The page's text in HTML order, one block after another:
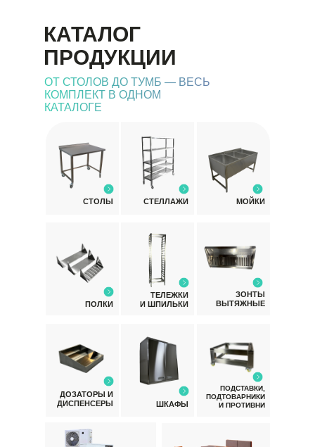
КАТАЛОГ
ПРОДУКЦИИ
ОТ СТОЛОВ ДО ТУМБ — ВЕСЬ
КОМПЛЕКТ В ОДНОМ
КАТАЛОГЕ
ПОДСТАВКИ,
ПОДТОВАРНИКИ
И ПРОТИВНИ
ШКАФЫ
ДОЗАТОРЫ И
ДИСПЕНСЕРЫ
ЗОНТЫ
ВЫТЯЖНЫЕ
ТЕЛЕЖКИ
И ШПИЛЬКИ
ПОЛКИ
МОЙКИ
СТЕЛЛАЖИ
СТОЛЫ